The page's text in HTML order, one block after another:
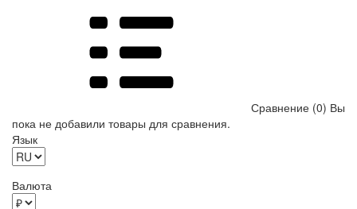
Сравнение (0) Вы
пока не добавили товары для сравнения.
Язык
Валюта